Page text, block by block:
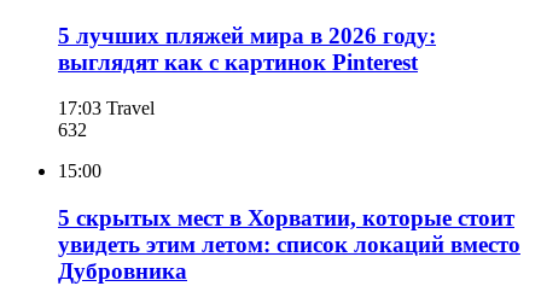
5 лучших пляжей мира в 2026 году:
выглядят как с картинок Pinterest
17:03 Travel
632
15:00
5 скрытых мест в Хорватии, которые стоит
увидеть этим летом: список локаций вместо
Дубровника